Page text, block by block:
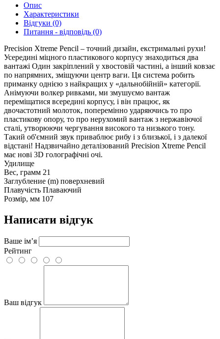
Опис
Характеристики
Відгуки (0)
Питання - відповідь (0)
Precision Xtreme Pencil – точний дизайн, екстримальні рухи!
Усередині міцного пластикового корпусу знаходиться два
вантажі Один закріплений у хвостовій частині, а інший ковзає
по напрямних, зміщуючи центр ваги. Ця система робить
приманку однією з найкращих у «дальнобійній» категорії.
Анімуючи волкер ривками, ми змушуємо вантаж
переміщатися всередині корпусу, і він працює, як
двочастотний молоток, поперемінно ударяючись то про
пластикову опору, то про нерухомий вантаж з нержавіючої
сталі, утворюючи чергування високого та низького тону.
Такий об'ємний звук приваблює рибу і з близької, і з далекої
відстані! Надзвичайно деталізований Precision Xtreme Pencil
має нові 3D голографічні очі.
Удилище
Вес, грамм 21
Заглубление (m) поверхневий
Плавучість Плаваючий
Розмір, мм 107
Написати відгук
Ваше ім’я
Рейтинг
Ваш відгук